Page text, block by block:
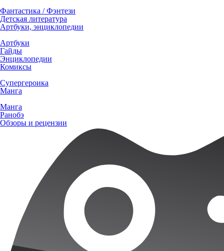
Фантастика / Фэнтези
Детская литература
Артбуки, энциклопедии
Артбуки
Гайды
Энциклопедии
Комиксы
Супергероика
Манга
Манга
Ранобэ
Обзоры и рецензии